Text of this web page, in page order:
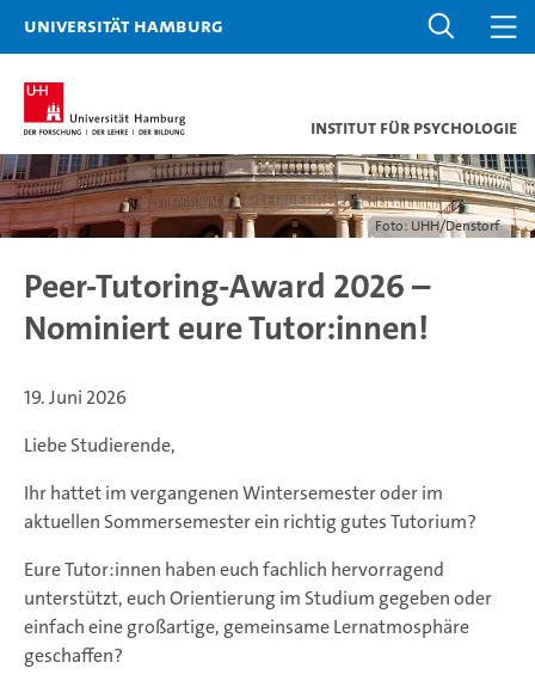
Universität Hamburg
Institut für Psychologie
Foto: UHH/Denstorf
Peer-Tutoring-Award 2026 –
Nominiert eure Tutor:innen!
19. Juni 2026
Liebe Studierende,
Ihr hattet im vergangenen Wintersemester oder im
aktuellen Sommersemester ein richtig gutes Tutorium?
Eure Tutor:innen haben euch fachlich hervorragend
unterstützt, euch Orientierung im Studium gegeben oder
einfach eine großartige, gemeinsame Lernatmosphäre
geschaffen?